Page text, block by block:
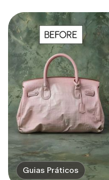
Guias Práticos